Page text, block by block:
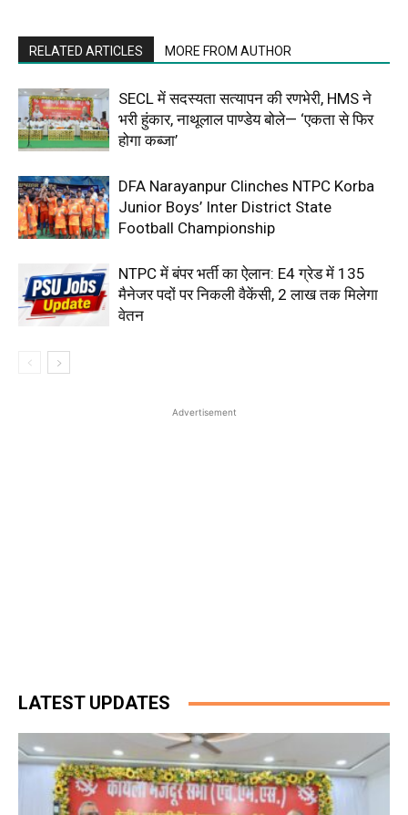
RELATED ARTICLES MORE FROM AUTHOR
SECL में सदस्यता सत्यापन की रणभेरी, HMS ने
भरी हुंकार, नाथूलाल पाण्डेय बोले— ‘एकता से फिर
होगा कब्जा’
DFA Narayanpur Clinches NTPC Korba
Junior Boys’ Inter District State
Football Championship
NTPC में बंपर भर्ती का ऐलान: E4 ग्रेड में 135
मैनेजर पदों पर निकली वैकेंसी, ₹2 लाख तक मिलेगा
वेतन
Advertisement
LATEST UPDATES